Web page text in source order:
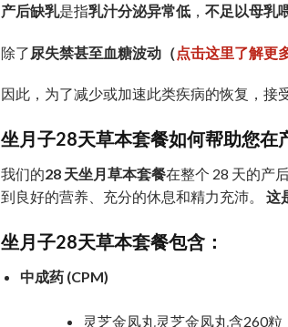
产后缺乳是指乳汁分泌异常低 ， 不足以母乳
除了 尿失禁甚至血糖波动（点击这里了解更
因此，为了减少或加速此类疾病的恢复，接
坐月子28天草本套餐如何帮助您在
我们的28 天坐月草本套餐在整个 28 天的产
到良好的营养、充分的休息和精力充沛。 这
坐月子28天草本套餐包含：
中成药 (CPM)
灵芝金凤丸灵芝金凤丸含260粒